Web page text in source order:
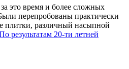
это время и более сложных
перепробованы практически
плитки, различный насыпной
результатам 20-ти летней